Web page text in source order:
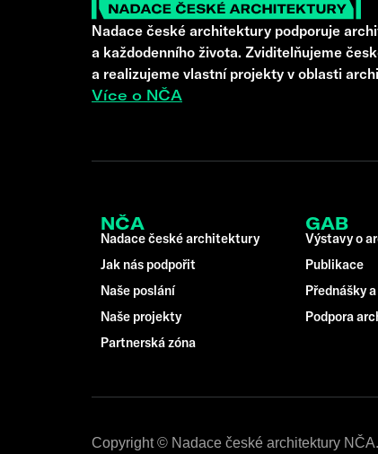
Nadace české architektury podporuje
a každodenního života. Zviditelňujeme
a realizujeme vlastní projekty v oblasti
Více o NČA
NČA
Nadace české architektury
Jak nás podpořit
Naše poslání
Naše projekty
Partnerská zóna
GAB
Výstavy o
Publikace
Přednášky
Podpora
Copyright © Nadace české architektury